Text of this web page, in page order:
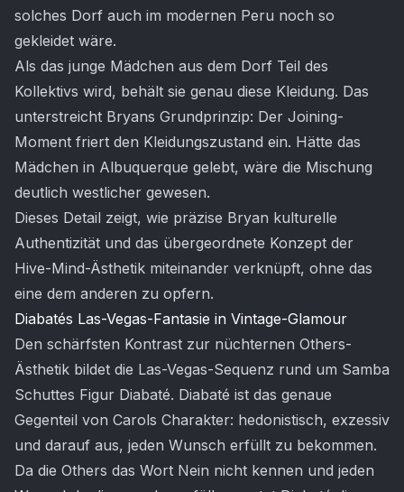
solches Dorf auch im modernen Peru noch so
gekleidet wäre.
Als das junge Mädchen aus dem Dorf Teil des
Kollektivs wird, behält sie genau diese Kleidung. Das
unterstreicht Bryans Grundprinzip: Der Joining-
Moment friert den Kleidungszustand ein. Hätte das
Mädchen in Albuquerque gelebt, wäre die Mischung
deutlich westlicher gewesen.
Dieses Detail zeigt, wie präzise Bryan kulturelle
Authentizität und das übergeordnete Konzept der
Hive-Mind-Ästhetik miteinander verknüpft, ohne das
eine dem anderen zu opfern.
Diabatés Las-Vegas-Fantasie in Vintage-Glamour
Den schärfsten Kontrast zur nüchternen Others-
Ästhetik bildet die Las-Vegas-Sequenz rund um Samba
Schuttes Figur Diabaté. Diabaté ist das genaue
Gegenteil von Carols Charakter: hedonistisch, exzessiv
und darauf aus, jeden Wunsch erfüllt zu bekommen.
Da die Others das Wort Nein nicht kennen und jeden